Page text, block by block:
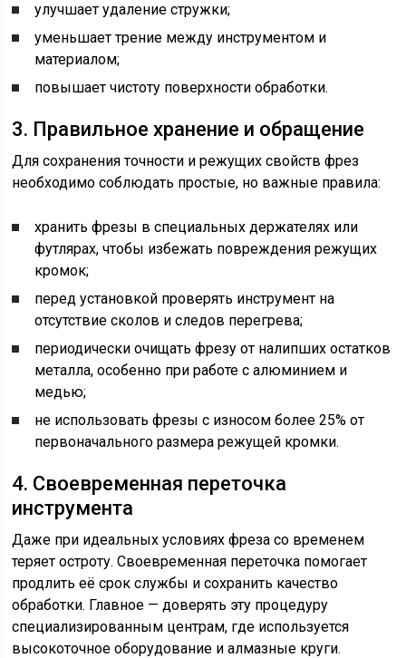
улучшает удаление стружки;
уменьшает трение между инструментом и
материалом;
повышает чистоту поверхности обработки.
3. Правильное хранение и обращение
Для сохранения точности и режущих свойств фрез
необходимо соблюдать простые, но важные правила:
хранить фрезы в специальных держателях или
футлярах, чтобы избежать повреждения режущих
кромок;
перед установкой проверять инструмент на
отсутствие сколов и следов перегрева;
периодически очищать фрезу от налипших остатков
металла, особенно при работе с алюминием и
медью;
не использовать фрезы с износом более 25% от
первоначального размера режущей кромки.
4. Своевременная переточка
инструмента
Даже при идеальных условиях фреза со временем
теряет остроту. Своевременная переточка помогает
продлить её срок службы и сохранить качество
обработки. Главное — доверять эту процедуру
специализированным центрам, где используется
высокоточное оборудование и алмазные круги.